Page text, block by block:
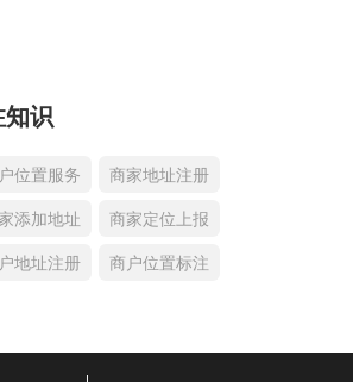
识
位置服务
商家地址注册
添加地址
商家定位上报
地址注册
商户位置标注